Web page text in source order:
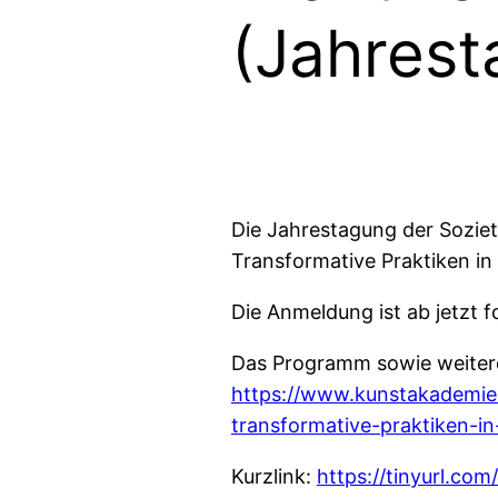
Die Jahrestagung der
Transformative Praktiken
Die Anmeldung ist ab jetzt
Das Programm sowie
https://
transformative-praktiken-
Kurzlink: https://